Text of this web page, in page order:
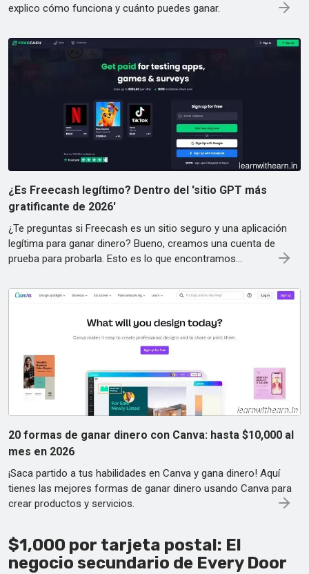
explico cómo funciona y cuánto puedes ganar.
¿Es Freecash legítimo? Dentro del 'sitio GPT más
gratificante de 2026'
¿Te preguntas si Freecash es un sitio seguro y una aplicación
legítima para ganar dinero? Bueno, creamos una cuenta de
prueba para probarla. Esto es lo que encontramos...
20 formas de ganar dinero con Canva: hasta $10,000 al
mes en 2026
¡Saca partido a tus habilidades en Canva y gana dinero! Aquí
tienes las mejores formas de ganar dinero usando Canva para
crear productos y servicios.
$1,000 por tarjeta postal: El
negocio secundario de Every Door